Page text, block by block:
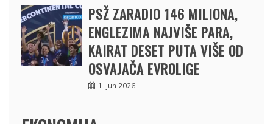
PSŽ ZARADIO 146 MILIONA,
ENGLEZIMA NAJVIŠE PARA,
KAIRAT DESET PUTA VIŠE OD
OSVAJAČA EVROLIGE
1. jun 2026.